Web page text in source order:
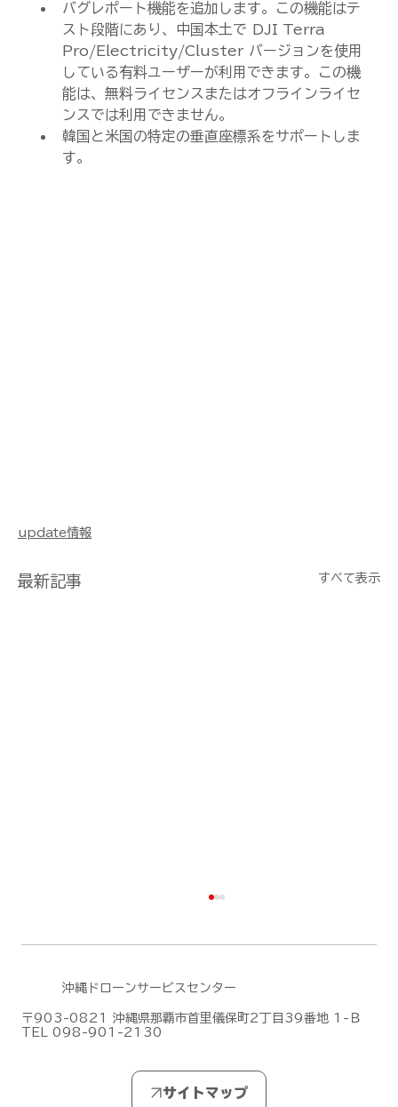
バグレポート機能を追加します。この機能はテ
スト段階にあり、中国本土で DJI Terra
Pro/Electricity/Cluster バージョンを使用
している有料ユーザーが利用できます。この機
能は、無料ライセンスまたはオフラインライセ
ンスでは利用できません。
韓国と米国の特定の垂直座標系をサポートしま
す。
update情報
最新記事 すべて表示
沖縄ドローンサービスセンター
〒903-0821 沖縄県那覇市首里儀保町2丁目39番地 1-Ｂ
TEL 098-901-2130